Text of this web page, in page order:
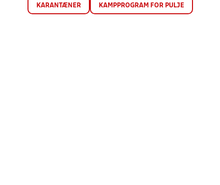
KARANTÆNER KAMPPROGRAM FOR PULJE